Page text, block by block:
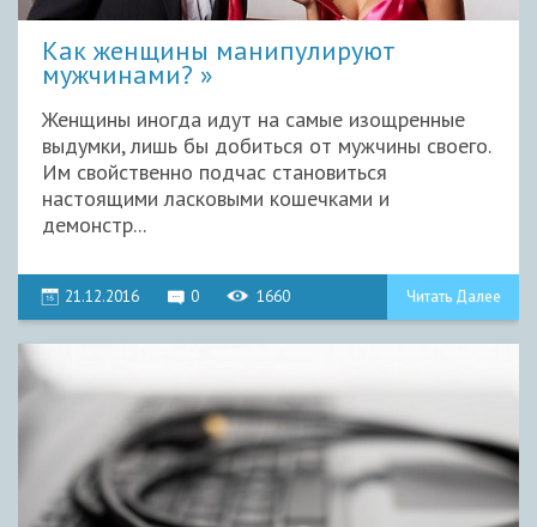
Как женщины манипулируют
мужчинами?
Женщины иногда идут на самые изощренные
выдумки, лишь бы добиться от мужчины своего.
Им свойственно подчас становиться
настоящими ласковыми кошечками и
демонстр...
21.12.2016 0 1660 Читать Далее